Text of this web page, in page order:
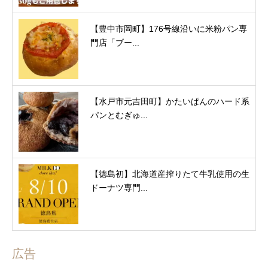
【豊中市岡町】176号線沿いに米粉パン専
門店「ブー...
【水戸市元吉田町】かたいぱんのハード系
パンとむぎゅ...
【徳島初】北海道産搾りたて牛乳使用の生
ドーナツ専門...
広告